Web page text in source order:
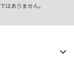
はありません。